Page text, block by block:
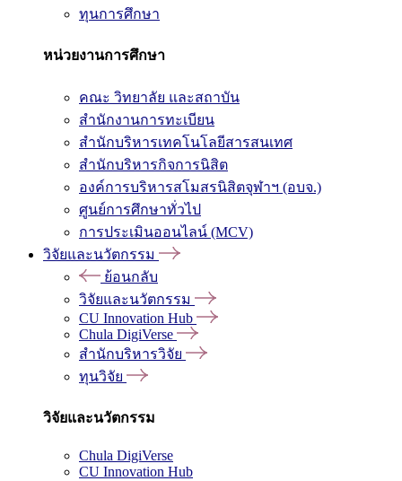
ทุนการศึกษา
หน่วยงานการศึกษา
คณะ วิทยาลัย และสถาบัน
สำนักงานการทะเบียน
สำนักบริหารเทคโนโลยีสารสนเทศ
สำนักบริหารกิจการนิสิต
องค์การบริหารสโมสรนิสิตจุฬาฯ (อบจ.)
ศูนย์การศึกษาทั่วไป
การประเมินออนไลน์ (MCV)
วิจัยและนวัตกรรม
ย้อนกลับ
วิจัยและนวัตกรรม
CU Innovation Hub
Chula DigiVerse
สำนักบริหารวิจัย
ทุนวิจัย
วิจัยและนวัตกรรม
Chula DigiVerse
CU Innovation Hub